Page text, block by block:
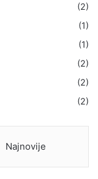
(2)
(1)
(1)
(2)
(2)
(2)
Najnovije